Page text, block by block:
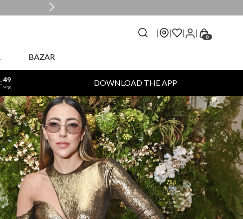
0
BAZAR
47
seg DOWNLOAD THE APP